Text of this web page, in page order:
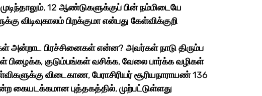
விடிவுகாலம் பிறக்குமா என்பது கேள்விக்குறி
பிழைக்க, குடும்பங்கள் வசிக்க, வேலை பார்க்க வழிகள்
விடைகாண, பேராசிரியர் சூரியநாராயண் 136
கையடக்கமான புத்தகத்தில், முற்பட்டுள்ளது